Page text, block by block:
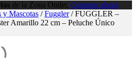
de la Zona Outlet. Comprar ahora
y Mascotas /Fuggler/ FUGGLER –
Amarillo 22 cm – Peluche Único